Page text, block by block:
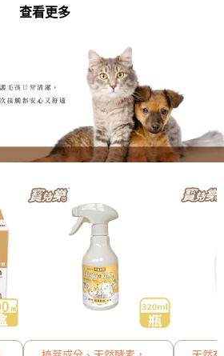
查看更多